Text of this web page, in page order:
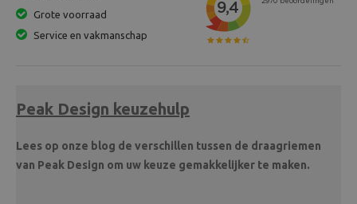
Grote voorraad
Service en vakmanschap
Peak Design keuzehulp
Lees op onze blog de verschillen tussen de draagriemen
van Peak Design om uw keuze gemakkelijker te maken.